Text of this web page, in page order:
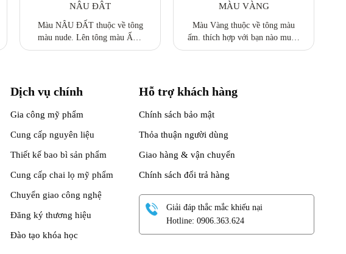
NÂU ĐÂT
Màu NÂU ĐẤT thuộc về tông
màu nude. Lên tông màu ẤM.
thích hợp với bạn nào muốn phối
MÀU VÀNG
Màu Vàng thuộc về tông màu
ấm. thích hợp với bạn nào muốn
phối màu theo phong cách trẻ
Dịch vụ chính
Gia công mỹ phẩm
Cung cấp nguyên liệu
Thiết kế bao bì sản phẩm
Cung cấp chai lọ mỹ phẩm
Chuyển giao công nghệ
Đăng ký thương hiệu
Đào tạo khóa học
Hỗ trợ khách hàng
Chính sách bảo mật
Thỏa thuận người dùng
Giao hàng & vận chuyển
Chính sách đổi trả hàng
Giải đáp thắc mắc khiếu nại
Hotline: 0906.363.624